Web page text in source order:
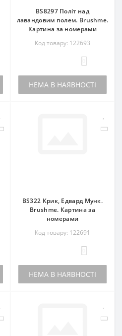
BS8297 Політ над
лавандовим полем. Brushme.
Картина за номерами
Код товару: 122693
НЕМА В НАЯВНОСТІ
BS322 Крик, Едвард Мунк.
Brushme. Картина за
номерами
Код товару: 122691
НЕМА В НАЯВНОСТІ